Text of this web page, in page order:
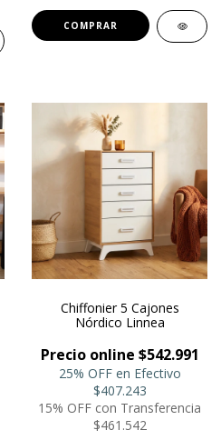
COMPRAR
Chiffonier 5 Cajones
Nórdico Linnea
Precio online $542.991
25% OFF en Efectivo
$407.243
15% OFF con Transferencia
$461.542